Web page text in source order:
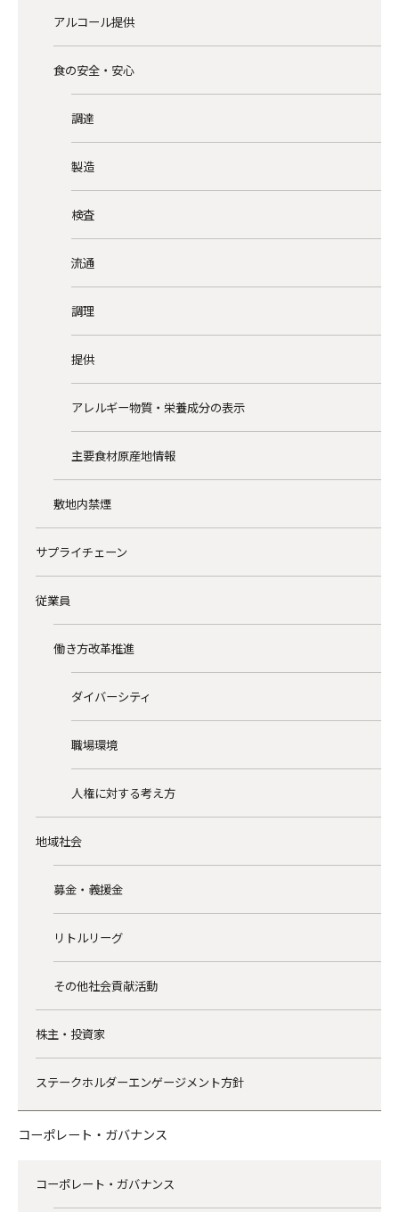
アルコール提供
食の安全・安心
調達
製造
検査
流通
調理
提供
アレルギー物質・栄養成分の表示
主要食材原産地情報
敷地内禁煙
サプライチェーン
従業員
働き方改革推進
ダイバーシティ
職場環境
人権に対する考え方
地域社会
募金・義援金
リトルリーグ
その他社会貢献活動
株主・投資家
ステークホルダーエンゲージメント方針
コーポレート・ガバナンス
コーポレート・ガバナンス